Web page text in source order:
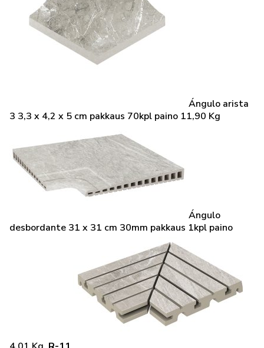
Ángulo arista
3 3,3 x 4,2 x 5 cm pakkaus 70kpl paino 11,90 Kg
Ángulo
desbordante 31 x 31 cm 30mm pakkaus 1kpl paino